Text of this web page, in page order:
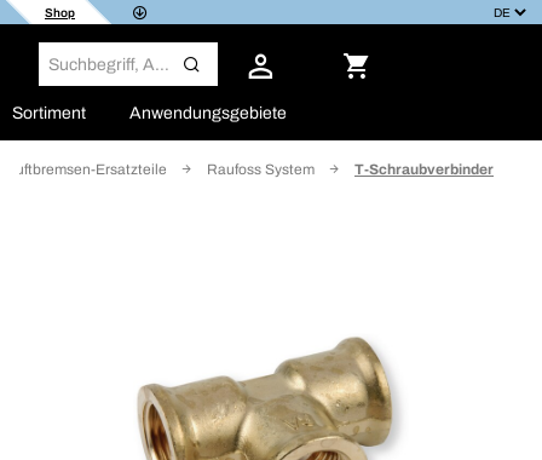
Shop
Sortiment Anwendungsgebiete
Ersatzteile Raufoss System T-Schraubverbinder